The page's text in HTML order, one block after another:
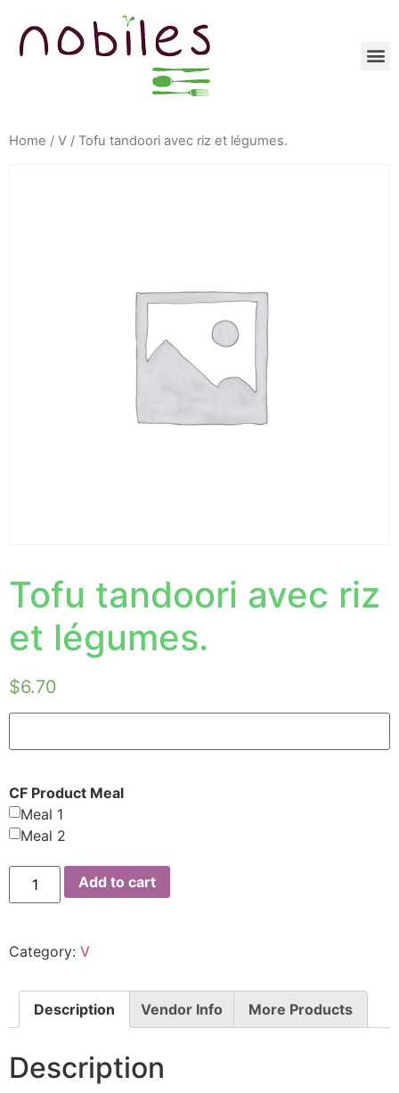
Home / V / Tofu tandoori avec riz et légumes.
Tofu tandoori avec riz
et légumes.
$6.70
CF Product Meal
Meal 1
Meal 2
Add to cart
Category: V
Description Vendor Info More Products
Description